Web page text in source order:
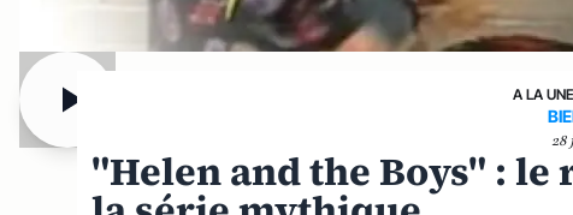
A LA UNE
28
"Helen and the Boys" : le